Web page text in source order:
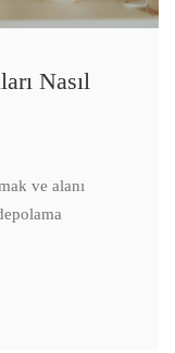
Nasıl
ve alanı